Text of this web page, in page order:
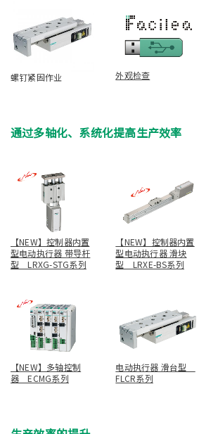
螺钉紧固作业 外观检查
通过多轴化、系统化提高生产效率
【NEW】控制器内置
型电动执行器 带导杆
型 LRXG-STG系列
【NEW】控制器内置
型电动执行器 滑块
型 LRXE-BS系列
【NEW】多轴控制
器 ECMG系列
电动执行器 滑台型
FLCR系列